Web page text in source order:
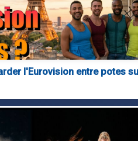
l'Eurovision entre potes